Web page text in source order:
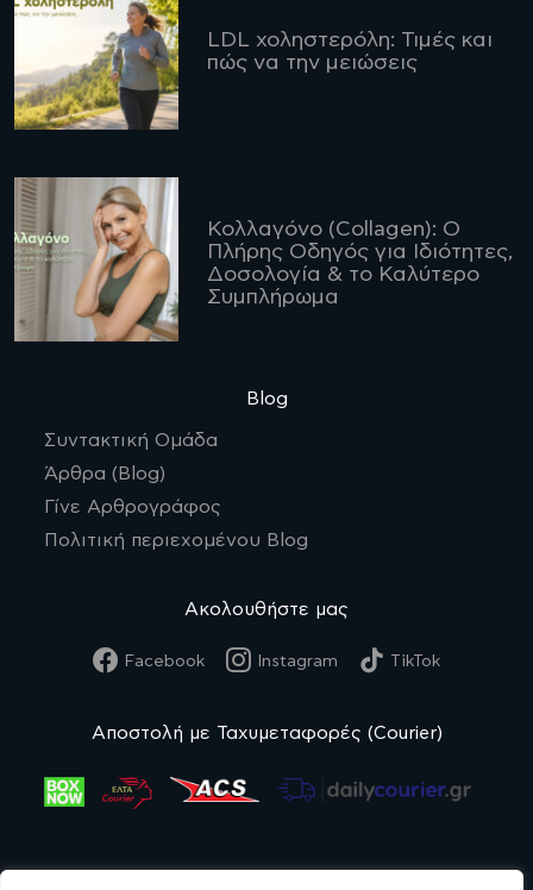
LDL χοληστερόλη: Τιμές και
πώς να την μειώσεις
Κολλαγόνο (Collagen): Ο
Πλήρης Οδηγός για Ιδιότητες,
Δοσολογία & το Καλύτερο
Συμπλήρωμα
Blog
Συντακτική Ομάδα
Άρθρα (Blog)
Γίνε Αρθρογράφος
Πολιτική περιεχομένου Blog
Ακολουθήστε μας
Facebook Instagram TikTok
Αποστολή με Ταχυμεταφορές (Courier)